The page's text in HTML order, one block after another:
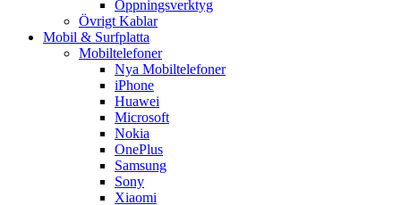
Öppningsverktyg
Övrigt Kablar
Mobil & Surfplatta
Mobiltelefoner
Nya Mobiltelefoner
iPhone
Huawei
Microsoft
Nokia
OnePlus
Samsung
Sony
Xiaomi